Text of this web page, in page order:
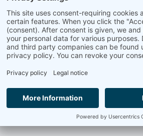
며, 이는 고압 STA 분석기를
구하고 압력 수준이 높아지면
들어,압력 레벨이 증가하면
높은 온도로 이동합니다.